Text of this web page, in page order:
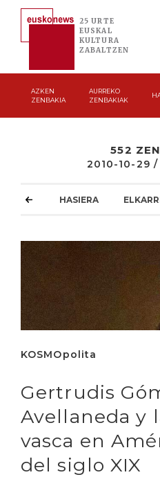
25 URTE
EUSKAL
KULTURA
ZABALTZEN
AZKEN
ZENBAKIA
AURREKO
ZENBAKIAK
552
2010-10-29 /
HASIERA
KOSMOpolita
Gertrudis
Avellaneda y
vasca en
del siglo XIX